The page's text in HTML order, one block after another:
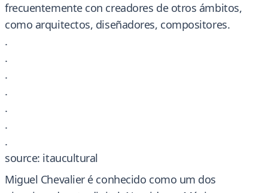
frecuentemente con creadores de otros ámbitos,
como arquitectos, diseñadores, compositores.
.
.
.
.
.
.
.
source: itaucultural
Miguel Chevalier é conhecido como um dos